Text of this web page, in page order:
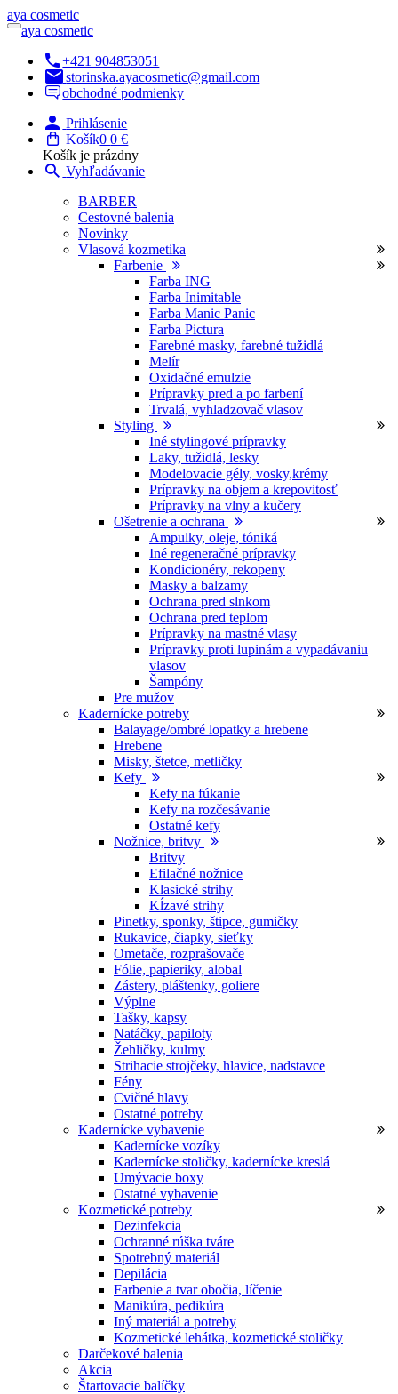
aya cosmetic
aya cosmetic
+421 904853051
storinska.ayacosmetic@gmail.com
obchodné podmienky
Prihlásenie
Košík0 0 €
Košík je prázdny
Vyhľadávanie
BARBER
Cestovné balenia
Novinky
Vlasová kozmetika
Farbenie
Farba ING
Farba Inimitable
Farba Manic Panic
Farba Pictura
Farebné masky, farebné tužidlá
Melír
Oxidačné emulzie
Prípravky pred a po farbení
Trvalá, vyhladzovač vlasov
Styling
Iné stylingové prípravky
Laky, tužidlá, lesky
Modelovacie gély, vosky,krémy
Prípravky na objem a krepovitosť
Prípravky na vlny a kučery
Ošetrenie a ochrana
Ampulky, oleje, tóniká
Iné regeneračné prípravky
Kondicionéry, rekopeny
Masky a balzamy
Ochrana pred slnkom
Ochrana pred teplom
Prípravky na mastné vlasy
Prípravky proti lupinám a vypadávaniu
vlasov
Šampóny
Pre mužov
Kadernícke potreby
Balayage/ombré lopatky a hrebene
Hrebene
Misky, štetce, metličky
Kefy
Kefy na fúkanie
Kefy na rozčesávanie
Ostatné kefy
Nožnice, britvy
Britvy
Efilačné nožnice
Klasické strihy
Kĺzavé strihy
Pinetky, sponky, štipce, gumičky
Rukavice, čiapky, sieťky
Ometače, rozprašovače
Fólie, papieriky, alobal
Zástery, pláštenky, goliere
Výplne
Tašky, kapsy
Natáčky, papiloty
Žehličky, kulmy
Strihacie strojčeky, hlavice, nadstavce
Fény
Cvičné hlavy
Ostatné potreby
Kadernícke vybavenie
Kadernícke vozíky
Kadernícke stoličky, kadernícke kreslá
Umývacie boxy
Ostatné vybavenie
Kozmetické potreby
Dezinfekcia
Ochranné rúška tváre
Spotrebný materiál
Depilácia
Farbenie a tvar obočia, líčenie
Manikúra, pedikúra
Iný materiál a potreby
Kozmetické lehátka, kozmetické stoličky
Darčekové balenia
Akcia
Štartovacie balíčky